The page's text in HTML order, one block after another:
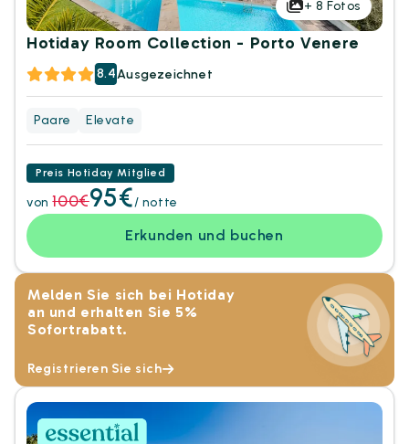
+ 8 Fotos
Hotiday Room Collection - Porto Venere
8.4Ausgezeichnet
Paare Elevate
Preis Hotiday Mitglied
von 100€95€/ notte
Erkunden und buchen
Melden Sie sich bei Hotiday
an und erhalten Sie 5%
Sofortrabatt.
Registrieren Sie sich